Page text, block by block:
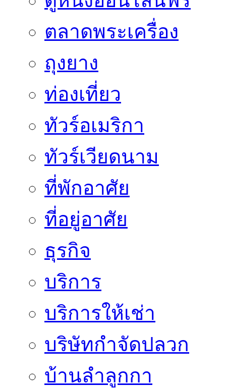
ตลาดพระเครื่อง
ถุงยาง
ท่องเที่ยว
ทัวร์อเมริกา
ทัวร์เวียดนาม
ที่พักอาศัย
ที่อยู่อาศัย
ธุรกิจ
บริการ
บริการให้เช่า
บริษัทกำจัดปลวก
บ้านลำลูกกา